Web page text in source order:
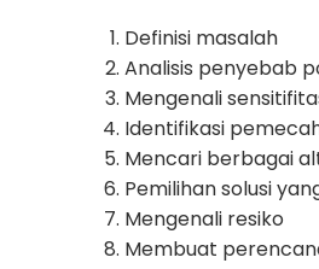
Definisi masalah
Analisis penyebab
Mengenali
Identifikasi
Mencari berbagai
Pemilihan solusi
Mengenali resiko
Membuat